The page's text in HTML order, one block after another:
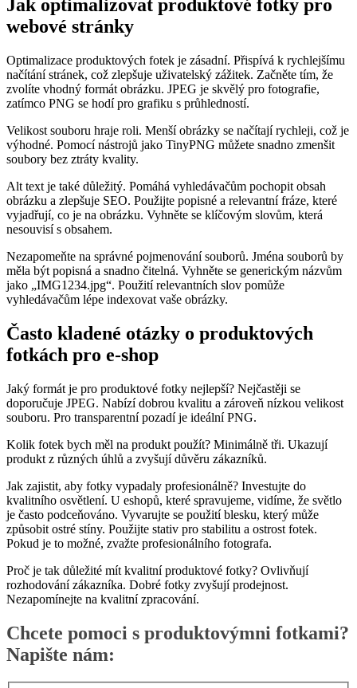
Jak optimalizovat produktové fotky pro
webové stránky
Optimalizace produktových fotek je zásadní. Přispívá k rychlejšímu
načítání stránek, což zlepšuje uživatelský zážitek. Začněte tím, že
zvolíte vhodný formát obrázku. JPEG je skvělý pro fotografie,
zatímco PNG se hodí pro grafiku s průhledností.
Velikost souboru hraje roli. Menší obrázky se načítají rychleji, což je
výhodné. Pomocí nástrojů jako TinyPNG můžete snadno zmenšit
soubory bez ztráty kvality.
Alt text je také důležitý. Pomáhá vyhledávačům pochopit obsah
obrázku a zlepšuje SEO. Použijte popisné a relevantní fráze, které
vyjadřují, co je na obrázku. Vyhněte se klíčovým slovům, která
nesouvisí s obsahem.
Nezapomeňte na správné pojmenování souborů. Jména souborů by
měla být popisná a snadno čitelná. Vyhněte se generickým názvům
jako „IMG1234.jpg“. Použití relevantních slov pomůže
vyhledávačům lépe indexovat vaše obrázky.
Často kladené otázky o produktových
fotkách pro e-shop
Jaký formát je pro produktové fotky nejlepší? Nejčastěji se
doporučuje JPEG. Nabízí dobrou kvalitu a zároveň nízkou velikost
souboru. Pro transparentní pozadí je ideální PNG.
Kolik fotek bych měl na produkt použít? Minimálně tři. Ukazují
produkt z různých úhlů a zvyšují důvěru zákazníků.
Jak zajistit, aby fotky vypadaly profesionálně? Investujte do
kvalitního osvětlení. U eshopů, které spravujeme, vidíme, že světlo
je často podceňováno. Vyvarujte se použití blesku, který může
způsobit ostré stíny. Použijte stativ pro stabilitu a ostrost fotek.
Pokud je to možné, zvažte profesionálního fotografa.
Proč je tak důležité mít kvalitní produktové fotky? Ovlivňují
rozhodování zákazníka. Dobré fotky zvyšují prodejnost.
Nezapomínejte na kvalitní zpracování.
Chcete pomoci s produktovýmni fotkami?
Napište nám: